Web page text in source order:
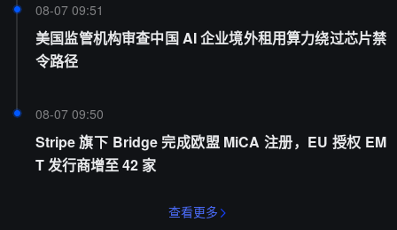
08-07 09:51
美国监管机构审查中国 AI 企业境外租用算力绕过芯片禁
令路径
08-07 09:50
Stripe 旗下 Bridge 完成欧盟 MiCA 注册，EU 授权 EM
T 发行商增至 42 家
查看更多